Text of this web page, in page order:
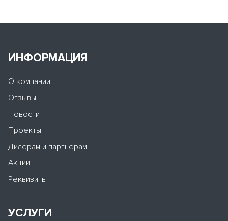
ИНФОРМАЦИЯ
О компании
Отзывы
Новости
Проекты
Дилерам и партнерам
Акции
Реквизиты
УСЛУГИ